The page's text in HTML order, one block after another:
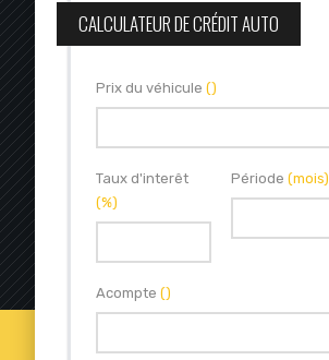
CALCULATEUR DE CRÉDIT AUTO
Prix du véhicule ()
Taux d'interêt
(%)
Période(mois)
Acompte ()